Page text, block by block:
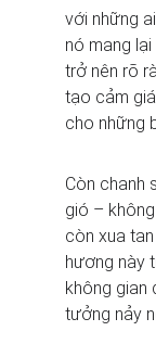
với những
nó mang
trở nên rõ
tạo cảm
cho những
Còn chanh
gió –
còn xua
hương này
không gian
tưởng nảy